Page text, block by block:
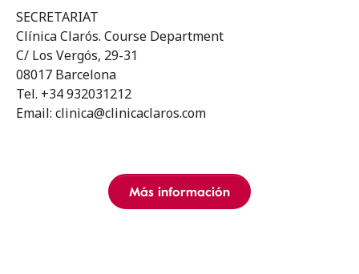
SECRETARIAT
Clínica Clarós. Course Department
C/ Los Vergós, 29-31
08017 Barcelona
Tel. +34 932031212
Email: clinica@clinicaclaros.com
Más información